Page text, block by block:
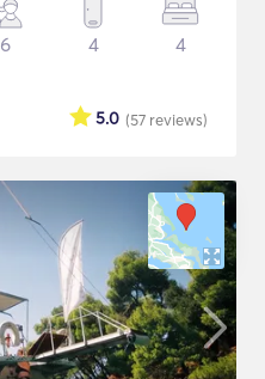
6 4 4
(57 reviews)
5.0